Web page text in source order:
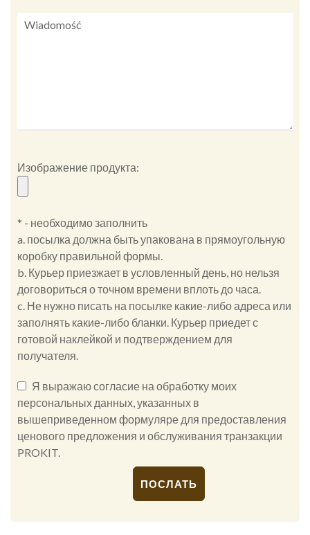
Изображение продукта:
* - необходимо заполнить
a. посылка должна быть упакована в прямоугольную
коробку правильной формы.
b. Курьер приезжает в условленный день, но нельзя
договориться о точном времени вплоть до часа.
c. Не нужно писать на посылке какие-либо адреса или
заполнять какие-либо бланки. Курьер приедет с
готовой наклейкой и подтверждением для
получателя.
Я выражаю согласие на обработку моих
персональных данных, указанных в
вышеприведенном формуляре для предоставления
ценового предложения и обслуживания транзакции
PROKIT.
Alternative: